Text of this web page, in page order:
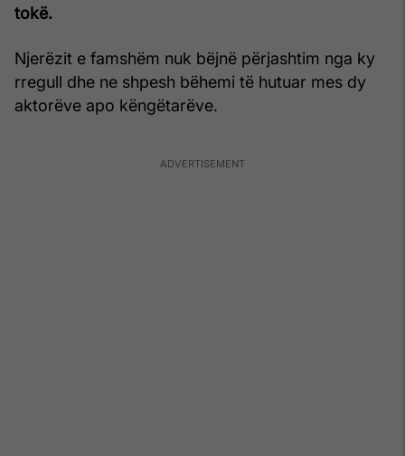
tokë.
Njerëzit e famshëm nuk bëjnë përjashtim nga ky
rregull dhe ne shpesh bëhemi të hutuar mes dy
aktorëve apo këngëtarëve.